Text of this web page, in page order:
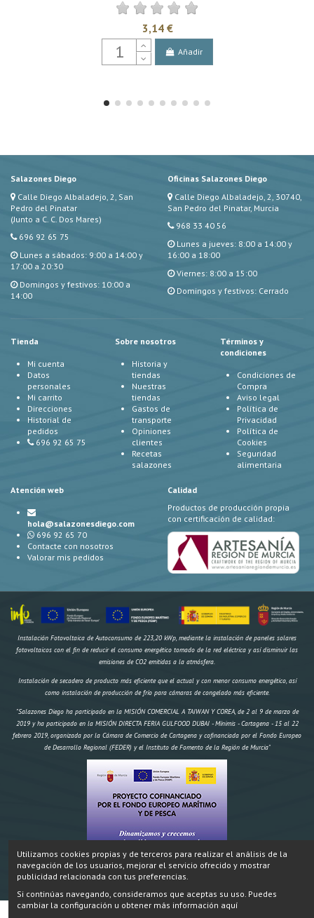
3,14 €
Añadir
Salazones Diego
Calle Diego Albaladejo, 2, San
Pedro del Pinatar
(Junto a C. C. Dos Mares)
696 92 65 75
Lunes a sábados: 9:00 a 14:00 y
17:00 a 20:30
Domingos y festivos: 10:00 a
14:00
Oficinas Salazones Diego
Calle Diego Albaladejo, 2, 30740,
San Pedro del Pinatar, Murcia
968 33 40 56
Lunes a jueves: 8:00 a 14:00 y
16:00 a 18:00
Viernes: 8:00 a 15:00
Domingos y festivos: Cerrado
Tienda
Mi cuenta
Datos
personales
Mi carrito
Direcciones
Historial de
pedidos
696 92 65 75
Sobre nosotros
Historia y
tiendas
Nuestras
tiendas
Gastos de
transporte
Opiniones
clientes
Recetas
salazones
Términos y
condiciones
Condiciones de
Compra
Aviso legal
Política de
Privacidad
Política de
Cookies
Seguridad
alimentaria
Atención web
hola@salazonesdiego.com
696 92 65 70
Contacte con nosotros
Valorar mis pedidos
Calidad
Productos de producción propia
con certificación de calidad:
Instalación Fotovoltaica de Autoconsumo de 223,20 kWp, mediante la instalación de paneles solares
fotovoltaicos con el fin de reducir el consumo energético tomado de la red eléctrica y así disminuir las
emisiones de CO2 emitidas a la atmósfera.
Instalación de secadero de producto más eficiente que el actual y con menor consumo energético, así
como instalación de producción de frío para cámaras de congelado más eficiente.
"Salazones Diego ha participado en la MISIÓN COMERCIAL A TAIWAN Y COREA, de 2 al 9 de marzo de
2019 y ha participado en la MISIÓN DIRECTA FERIA GULFOOD DUBAI - Mínimis - Cartagena - 15 al 22
febrero 2019, organizada por la Cámara de Comercio de Cartagena y cofinanciada por el Fondo Europeo
de Desarrollo Regional (FEDER) y el Instituto de Fomento de la Región de Murcia"
"Construcción de un secadero artificial y dos obradores climatizados, IMPORTE AYUDA
174.970,18 € FEMP 58.695,96€ CARM 19.564,99€ Total 78.259,95€" Proyecto cofinanciado por el Fondo
Europeo Marítimo y de Pesca.
Utilizamos cookies propias y de terceros para realizar el análisis de la
navegación de los usuarios, mejorar el servicio ofrecido y mostrar
publicidad relacionada con tus preferencias.
Si continúas navegando, consideramos que aceptas su uso. Puedes
cambiar la configuración u obtener más información aquí